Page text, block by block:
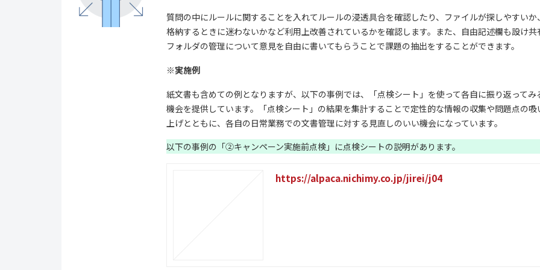
質問の中にルールに関することを入れてルールの浸透具合を確認したり、ファイルが探しやすいか、
格納するときに迷わないかなど利用上改善されているかを確認します。また、自由記述欄も設け共
フォルダの管理について意見を自由に書いてもらうことで課題の抽出をすることができます。
※実施例
紙文書も含めての例となりますが、以下の事例では、「点検シート」を使って各自に振り返ってみ
機会を提供しています。「点検シート」の結果を集計することで定性的な情報の収集や問題点の吸
上げとともに、各自の日常業務での文書管理に対する見直しのいい機会になっています。
以下の事例の「②キャンペーン実施前点検」に点検シートの説明があります。
https://alpaca.nichimy.co.jp/jirei/j04